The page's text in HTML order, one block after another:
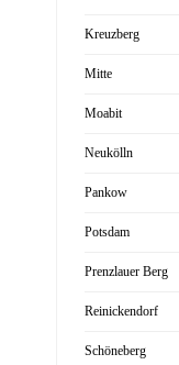
Kreuzberg
Mitte
Moabit
Neukölln
Pankow
Potsdam
Prenzlauer Berg
Reinickendorf
Schöneberg